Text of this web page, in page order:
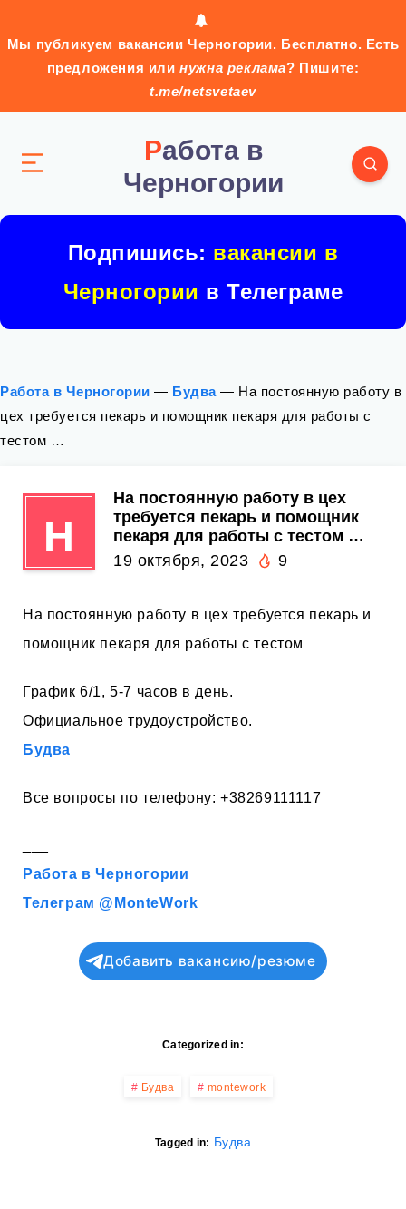
Мы публикуем вакансии Черногории. Бесплатно. Есть
предложения илинужна реклама? Пишите:
t.me/netsvetaev
Работа в
Черногории
Подпишись: вакансии в
Черногории в Телеграме
Работа в Черногории — Будва— На постоянную работу в
цех требуется пекарь и помощник пекаря для работы с
тестом …
Н
На постоянную работу в цех
требуется пекарь и помощник
пекаря для работы с тестом …
19 октября, 2023
9
На постоянную работу в цех требуется пекарь и
помощник пекаря для работы с тестом
График 6/1, 5-7 часов в день.
Официальное трудоустройство.
Будва
Все вопросы по телефону: +38269111117
Работа в Черногории
Телеграм @MonteWork
Добавить вакансию/резюме
Categorized in:
Будва montework
Tagged in: Будва